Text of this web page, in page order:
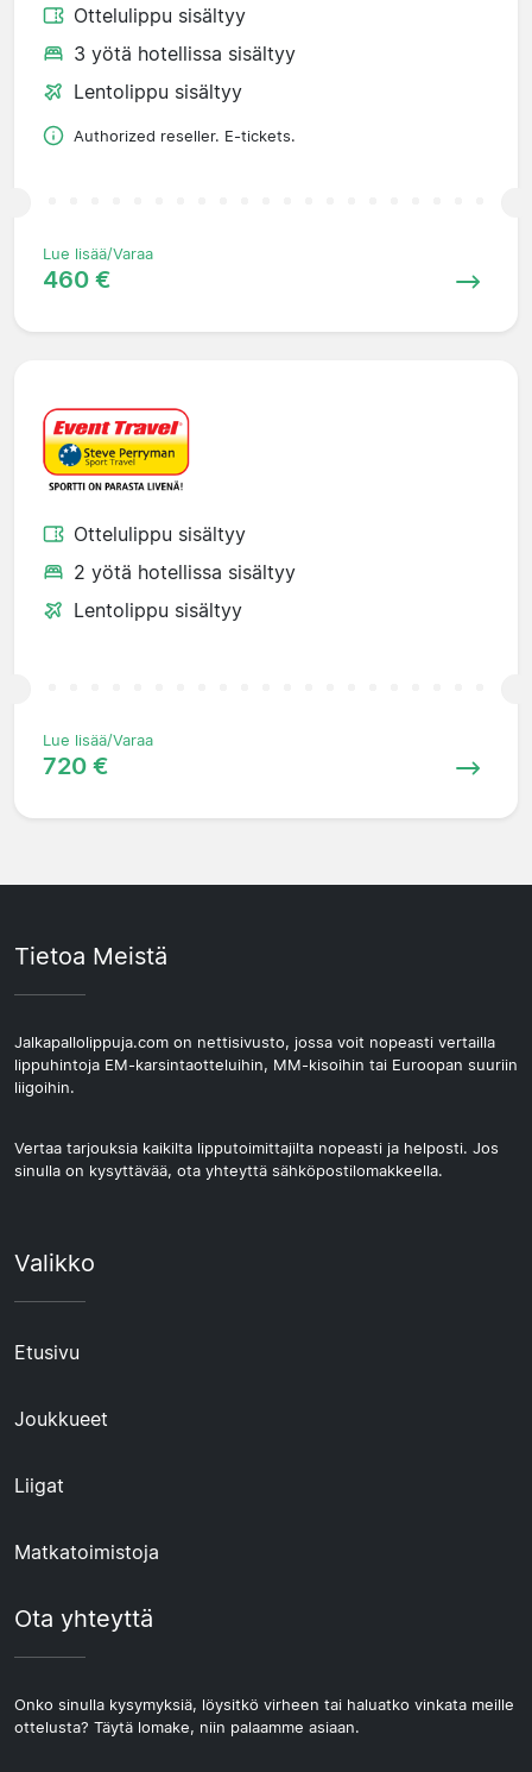
Ottelulippu sisältyy
3 yötä hotellissa sisältyy
Lentolippu sisältyy
Authorized reseller. E-tickets.
Lue lisää/Varaa
460 €
Ottelulippu sisältyy
2 yötä hotellissa sisältyy
Lentolippu sisältyy
Lue lisää/Varaa
720 €
Tietoa Meistä
Jalkapallolippuja.com on nettisivusto, jossa voit nopeasti vertailla
lippuhintoja EM-karsintaotteluihin, MM-kisoihin tai Euroopan suuriin
liigoihin.
Vertaa tarjouksia kaikilta lipputoimittajilta nopeasti ja helposti. Jos
sinulla on kysyttävää, ota yhteyttä sähköpostilomakkeella.
Valikko
Etusivu
Joukkueet
Liigat
Matkatoimistoja
Ota yhteyttä
Onko sinulla kysymyksiä, löysitkö virheen tai haluatko vinkata meille
ottelusta? Täytä lomake, niin palaamme asiaan.